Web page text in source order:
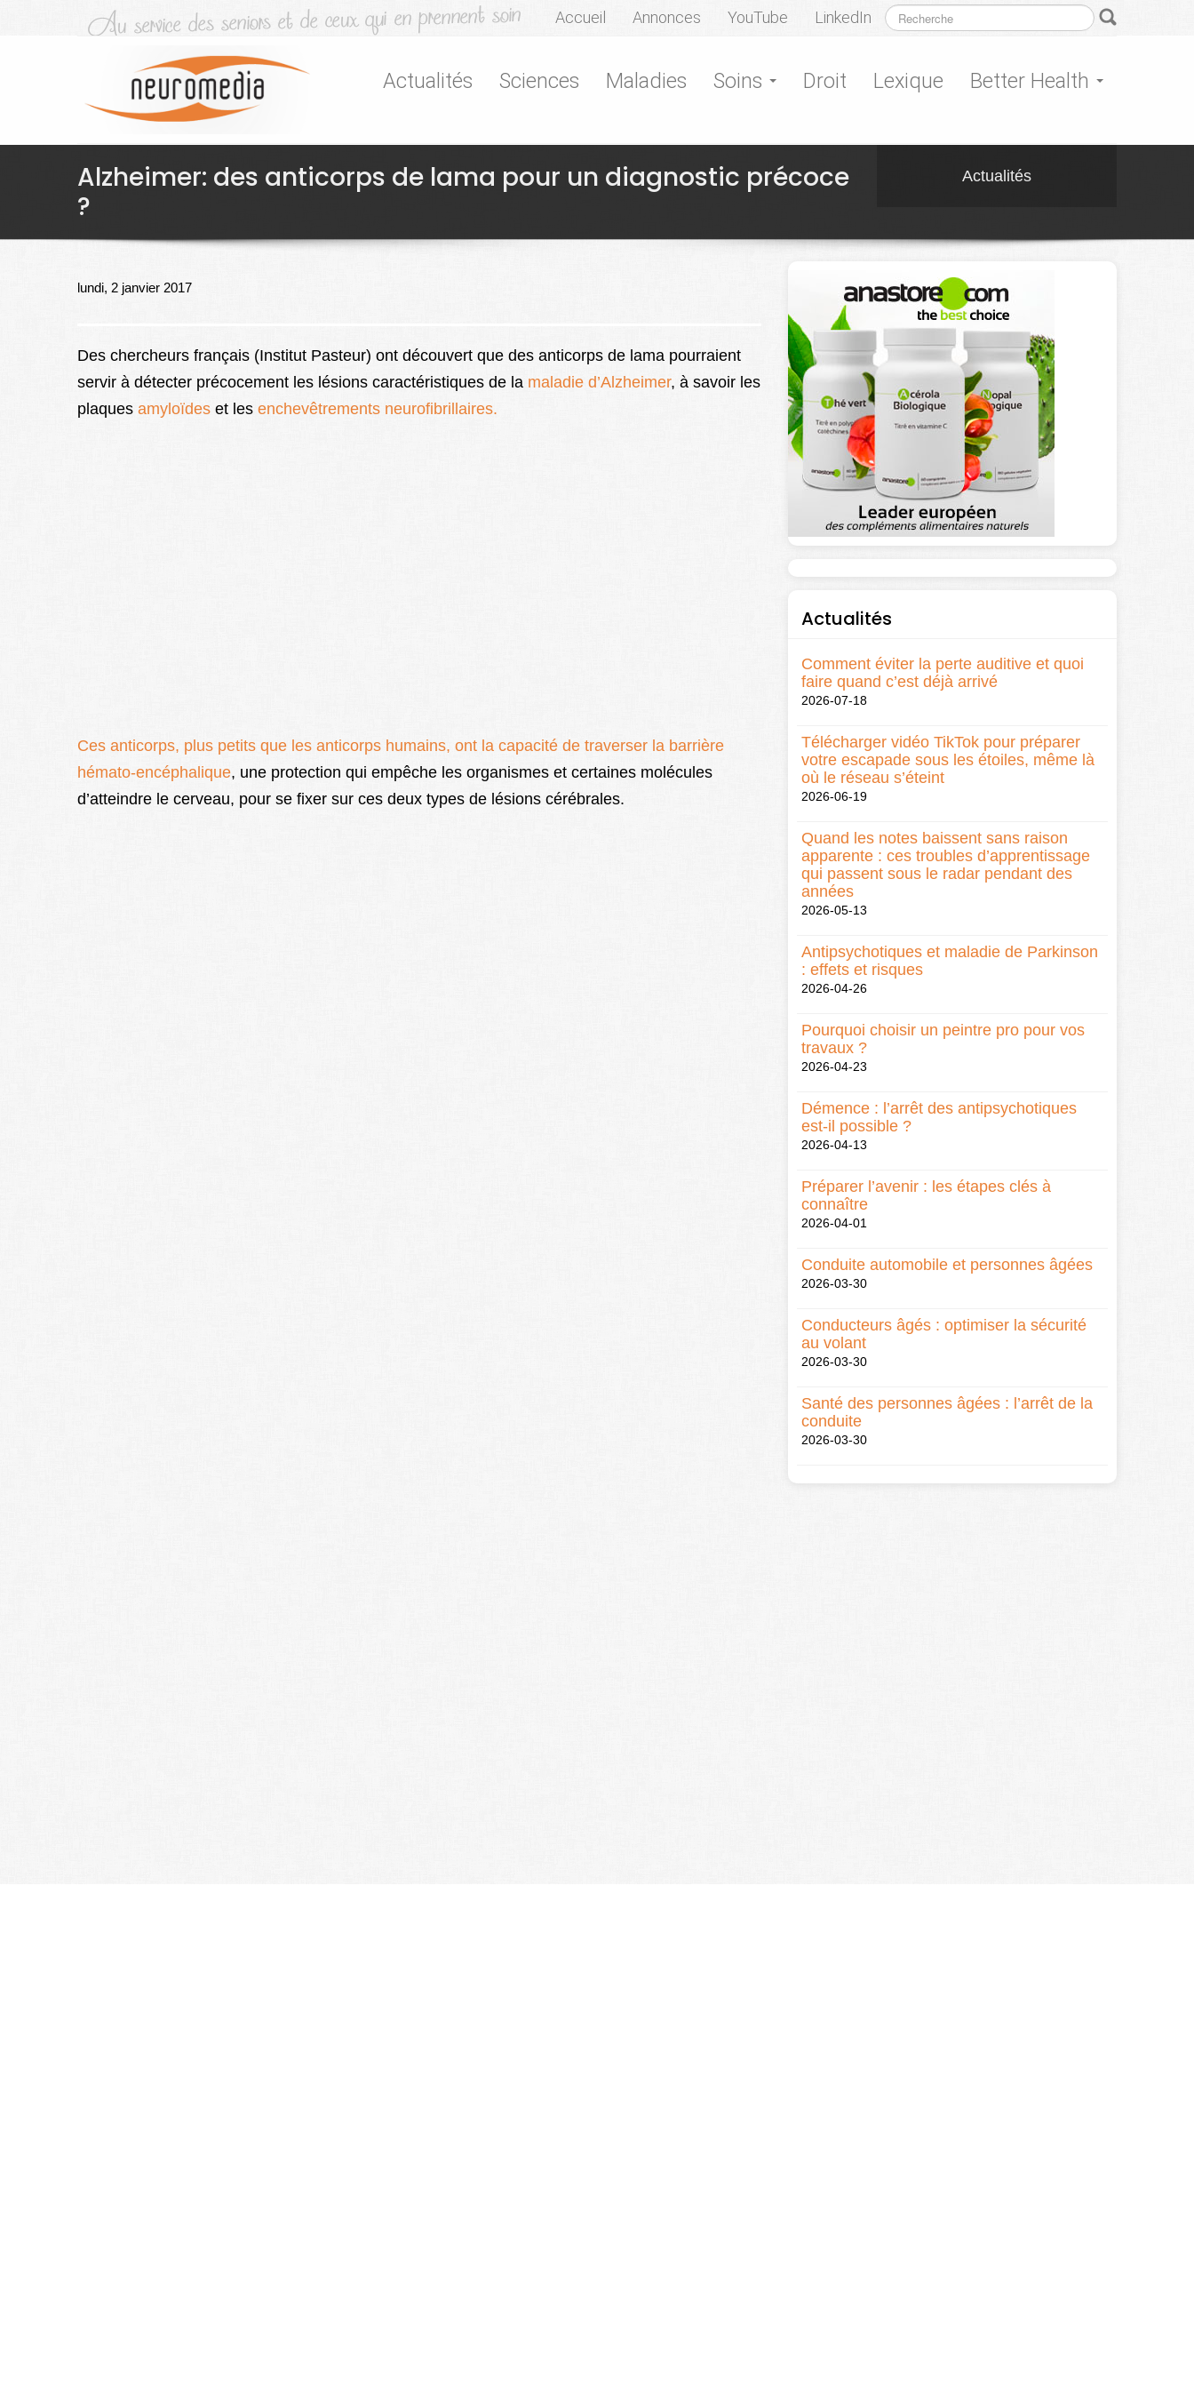
Accueil Annonces YouTube LinkedIn
Actualités Sciences Maladies Soins Droit Lexique Better Health
Alzheimer: des anticorps de lama pour un diagnostic précoce
?
Actualités
lundi, 2 janvier 2017
Des chercheurs français (Institut Pasteur) ont découvert que des anticorps de lama pourraient
servir à détecter précocement les lésions caractéristiques de la maladie d’Alzheimer, à savoir les
plaques amyloïdes et les enchevêtrements neurofibrillaires.
Ces anticorps, plus petits que les anticorps humains, ont la capacité de traverser la barrière
hémato-encéphalique, une protection qui empêche les organismes et certaines molécules
d’atteindre le cerveau, pour se fixer sur ces deux types de lésions cérébrales.
Actualités
Comment éviter la perte auditive et quoi
faire quand c’est déjà arrivé
2026-07-18
Télécharger vidéo TikTok pour préparer
votre escapade sous les étoiles, même là
où le réseau s’éteint
2026-06-19
Quand les notes baissent sans raison
apparente : ces troubles d’apprentissage
qui passent sous le radar pendant des
années
2026-05-13
Antipsychotiques et maladie de Parkinson
: effets et risques
2026-04-26
Pourquoi choisir un peintre pro pour vos
travaux ?
2026-04-23
Démence : l’arrêt des antipsychotiques
est-il possible ?
2026-04-13
Préparer l’avenir : les étapes clés à
connaître
2026-04-01
Conduite automobile et personnes âgées
2026-03-30
Conducteurs âgés : optimiser la sécurité
au volant
2026-03-30
Santé des personnes âgées : l’arrêt de la
conduite
2026-03-30